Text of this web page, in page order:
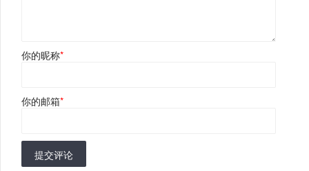
你的昵称*
你的邮箱*
提交评论